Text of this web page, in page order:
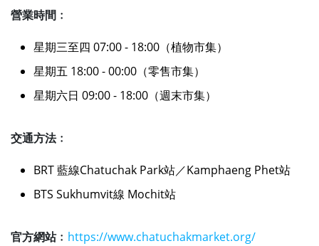
營業時間﹕
星期三至四 07:00 - 18:00（植物市集）
星期五 18:00 - 00:00（零售市集）
星期六日 09:00 - 18:00（週末市集）
交通方法﹕
BRT 藍線Chatuchak Park站／Kamphaeng Phet站
BTS Sukhumvit線 Mochit站
官方網站﹕ https://www.chatuchakmarket.org/